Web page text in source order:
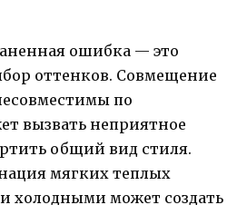
ошибка — это
оттенков. Совмещение
по
вызвать неприятное
общий вид стиля.
мягких теплых
холодными может создать